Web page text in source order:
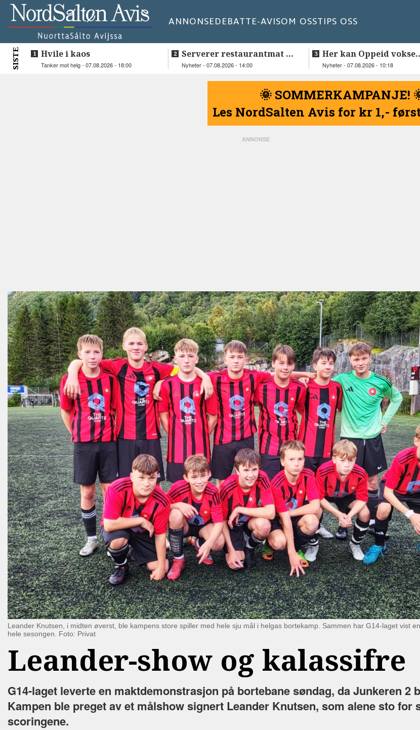
ANNONSEDEBATTE-AVISOM OSSTIPS OSS
SISTE Hvile i kaos
Tanker mot helg - 07.08.2026 - 18:00
Serverer restaurantmat til
beboerne
Nyheter - 07.08.2026 - 14:00
Her kan Oppeid vokse
videre
Nyheter - 07.08.2026 - 10:18
🌞 SOMMERKAMPANJE!
Les NordSalten Avis for kr 1,-
Leander Knutsen, i midten øverst, ble kampens store spiller med hele sju mål i helgas bortekamp. Sammen har G14-laget vist
hele sesongen. Foto: Privat
Leander-show og kalassifre
G14-laget leverte en maktdemonstrasjon på bortebane søndag, da Junkeren 2
Kampen ble preget av et målshow signert Leander Knutsen, som alene sto for
scoringene.